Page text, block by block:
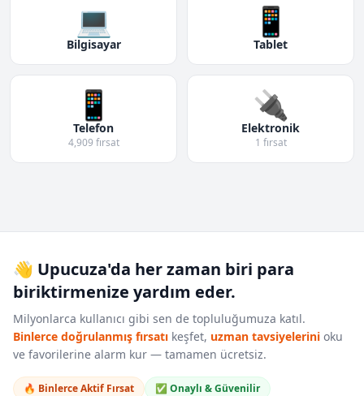
💻
Bilgisayar
📱
Tablet
📱
Telefon
4,909 fırsat
🔌
Elektronik
1 fırsat
👋 Upucuza'da her zaman biri para
biriktirmenize yardım eder.
Milyonlarca kullanıcı gibi sen de topluluğumuza katıl.
Binlerce doğrulanmış fırsatı keşfet, uzman tavsiyelerini oku
ve favorilerine alarm kur — tamamen ücretsiz.
🔥 Binlerce Aktif Fırsat
✅ Onaylı & Güvenilir